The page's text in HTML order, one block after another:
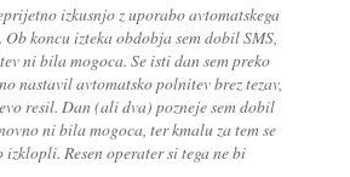
izkusnjo z uporabo avtomatskega
koncu izteka obdobja sem dobil SMS,
ni bila mogoca. Se isti dan sem preko
nastavil avtomatsko polnitev brez tezav,
resil. Dan (ali dva) pozneje sem dobil
ni bila mogoca, ter kmalu za tem se
izklopli. Resen operater si tega ne bi